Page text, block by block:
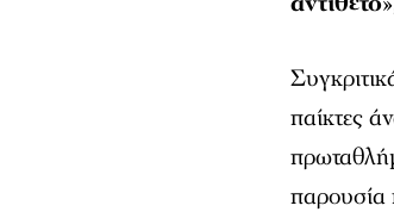
παίκτες
παρουσία